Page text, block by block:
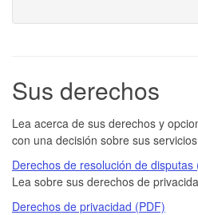
Sus derechos
Lea acerca de sus derechos y
con una decisión sobre sus
Derechos de resolución de disputas
Lea sobre sus derechos de
Derechos de privacidad (PDF)